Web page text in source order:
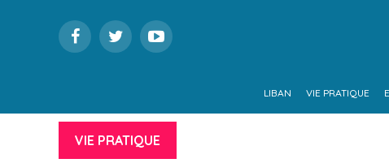
LIBAN VIE PRATIQUE
VIE PRATIQUE